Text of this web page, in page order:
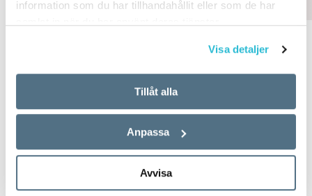
information som du har tillhandahållit eller som de har
Visa detaljer
Tillåt alla
Anpassa
Avvisa